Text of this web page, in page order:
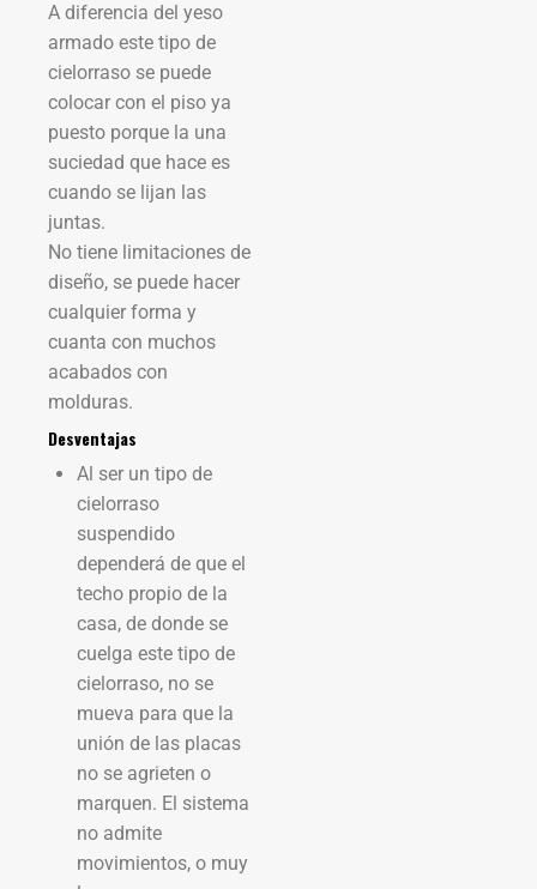
A diferencia del yeso
armado este tipo de
cielorraso se puede
colocar con el piso ya
puesto porque la una
suciedad que hace es
cuando se lijan las
juntas.
No tiene limitaciones de
diseño, se puede hacer
cualquier forma y
cuanta con muchos
acabados con
molduras.
Desventajas
Al ser un tipo de
cielorraso
suspendido
dependerá de que el
techo propio de la
casa, de donde se
cuelga este tipo de
cielorraso, no se
mueva para que la
unión de las placas
no se agrieten o
marquen. El sistema
no admite
movimientos, o muy